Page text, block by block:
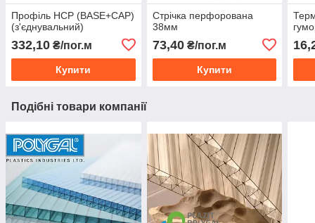
Профіль HCP (BASE+CAP)
(з'єднувальний)
332,10 ₴/пог.м
Купити
Стрічка перфорована
38мм
73,40₴/пог.м
Купити
Подібні товари компанії